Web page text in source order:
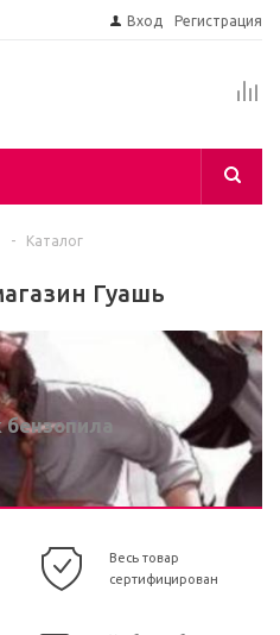
Вход Регистрация
- Каталог
Гуашь
Весь товар
сертифицирован